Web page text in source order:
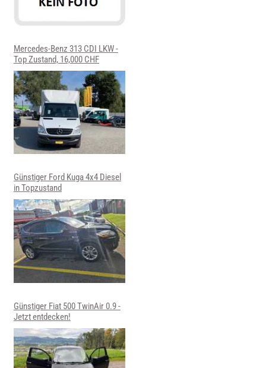
Mercedes-Benz 313 CDI LKW -
Top Zustand, 16,000 CHF
Günstiger Ford Kuga 4x4 Diesel
in Topzustand
Günstiger Fiat 500 TwinAir 0.9 -
Jetzt entdecken!